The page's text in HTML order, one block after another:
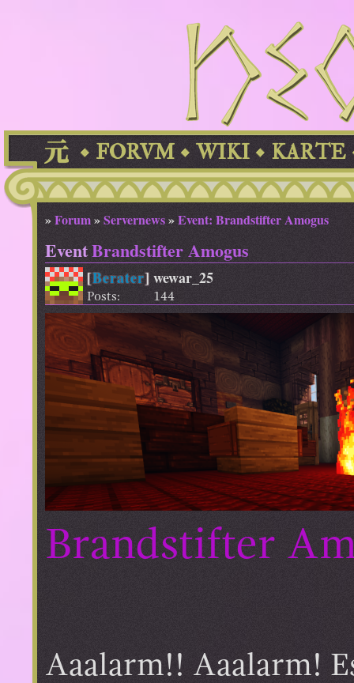
FORVM WIKI KARTE
»Forum»Servernews»Event: Brandstifter Amogus
EventBrandstifter Amogus
[Berater]wewar_25
Posts: 144
Brandstifter
Aaalarm!! Aaalarm!